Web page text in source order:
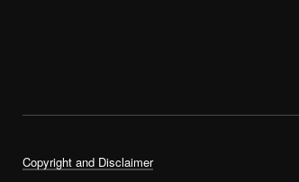
Copyright and Disclaimer